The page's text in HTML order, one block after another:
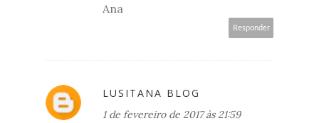
Ana
Responder
LUSITANA BLOG
1 de fevereiro de 2017 às 21:59